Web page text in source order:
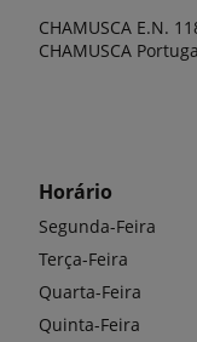
CHAMUSCA E.N.
CHAMUSCA
Horário
Segunda-Feira
Terça-Feira
Quarta-Feira
Quinta-Feira